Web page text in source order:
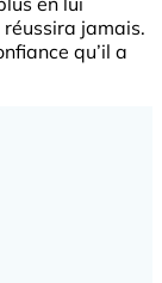
réussira jamais.
qu’il a